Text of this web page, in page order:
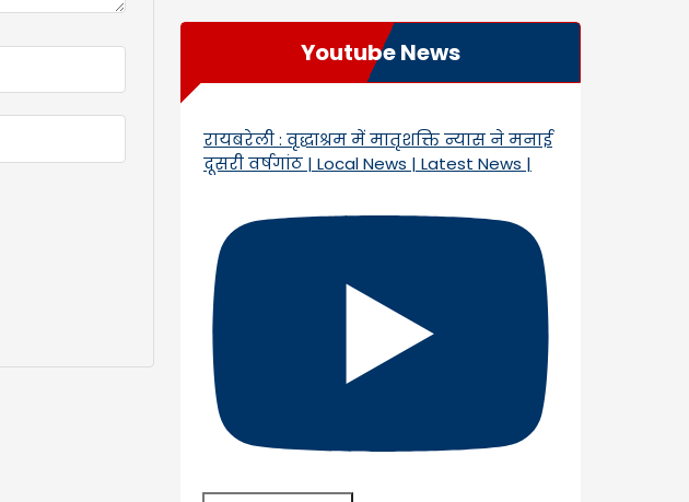
Youtube News
रायबरेली : वृद्धाश्रम में मातृशक्ति न्यास ने मनाई
दूसरी वर्षगांठ | Local News | Latest News |